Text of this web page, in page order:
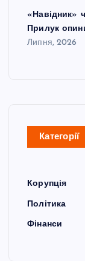
«Навідник»
Прилук
Липня, 2026
Категорії
Корупція
Політика
Фінанси